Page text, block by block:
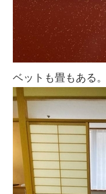
ベットも畳もある